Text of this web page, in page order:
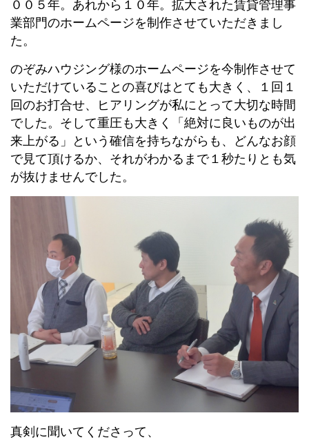
００５年。あれから１０年。拡大された賃貸管理事
業部門のホームページを制作させていただきまし
た。
のぞみハウジング様のホームページを今制作させて
いただけていることの喜びはとても大きく、１回１
回のお打合せ、ヒアリングが私にとって大切な時間
でした。そして重圧も大きく「絶対に良いものが出
来上がる」という確信を持ちながらも、どんなお顔
で見て頂けるか、それがわかるまで１秒たりとも気
が抜けませんでした。
真剣に聞いてくださって、